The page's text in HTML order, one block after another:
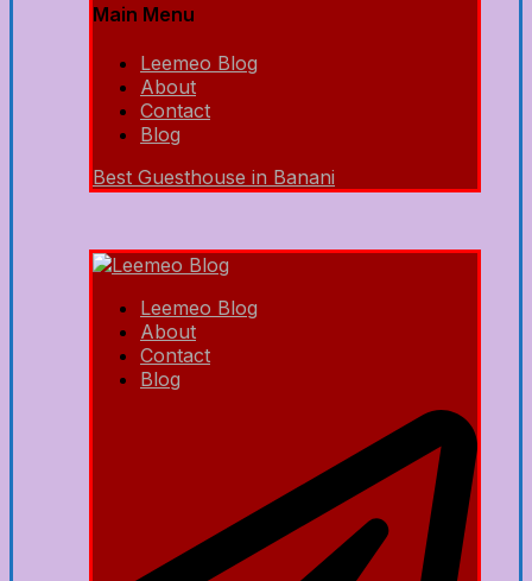
Main Menu
Leemeo Blog
About
Contact
Blog
Best Guesthouse in Banani
Leemeo Blog
About
Contact
Blog